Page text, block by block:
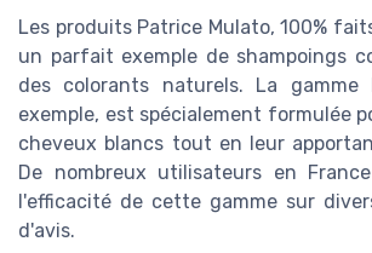
Les produits Patrice Mulato, 100%
un parfait exemple de shampoings
des colorants naturels. La gamme
exemple, est spécialement formulée
cheveux blancs tout en leur
De nombreux utilisateurs en
l'efficacité de cette gamme sur
d'avis.